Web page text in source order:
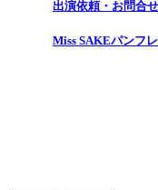
出演依頼・お問合せ
Miss SAKEパンフ